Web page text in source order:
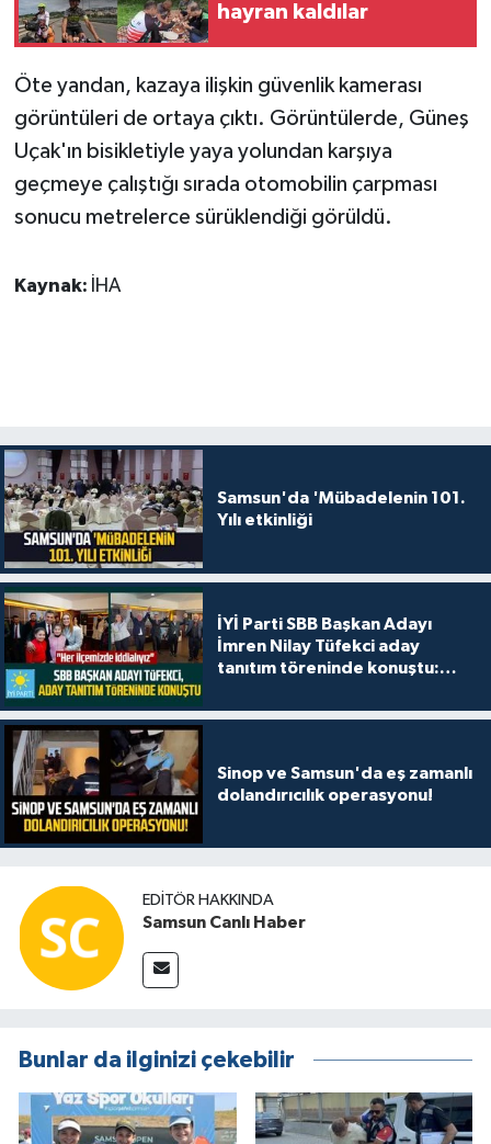
hayran kaldılar
Öte yandan, kazaya ilişkin güvenlik kamerası
görüntüleri de ortaya çıktı. Görüntülerde, Güneş
Uçak'ın bisikletiyle yaya yolundan karşıya
geçmeye çalıştığı sırada otomobilin çarpması
sonucu metrelerce sürüklendiği görüldü.
Kaynak: İHA
Samsun'da 'Mübadelenin 101.
Yılı etkinliği
İYİ Parti SBB Başkan Adayı
İmren Nilay Tüfekci aday
tanıtım töreninde konuştu:
Sinop ve Samsun'da eş zamanlı
dolandırıcılık operasyonu!
EDITÖR HAKKINDA
Samsun Canlı Haber
Bunlar da ilginizi çekebilir